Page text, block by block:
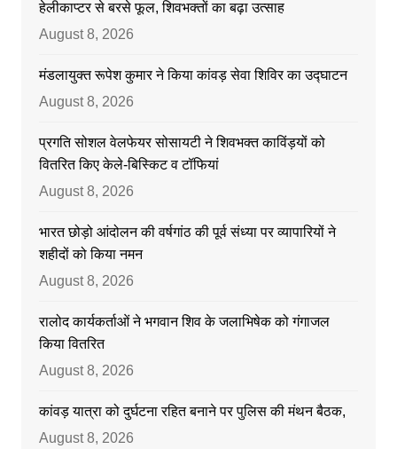
हेलीकाप्टर से बरसे फूल, शिवभक्तों का बढ़ा उत्साह
August 8, 2026
मंडलायुक्त रूपेश कुमार ने किया कांवड़ सेवा शिविर का उद्घाटन
August 8, 2026
प्रगति सोशल वेलफेयर सोसायटी ने शिवभक्त काविंड़यों को
वितरित किए केले-बिस्किट व टॉफियां
August 8, 2026
भारत छोड़ो आंदोलन की वर्षगांठ की पूर्व संध्या पर व्यापारियों ने
शहीदों को किया नमन
August 8, 2026
रालोद कार्यकर्ताओं ने भगवान शिव के जलाभिषेक को गंगाजल
किया वितरित
August 8, 2026
कांवड़ यात्रा को दुर्घटना रहित बनाने पर पुलिस की मंथन बैठक,
August 8, 2026